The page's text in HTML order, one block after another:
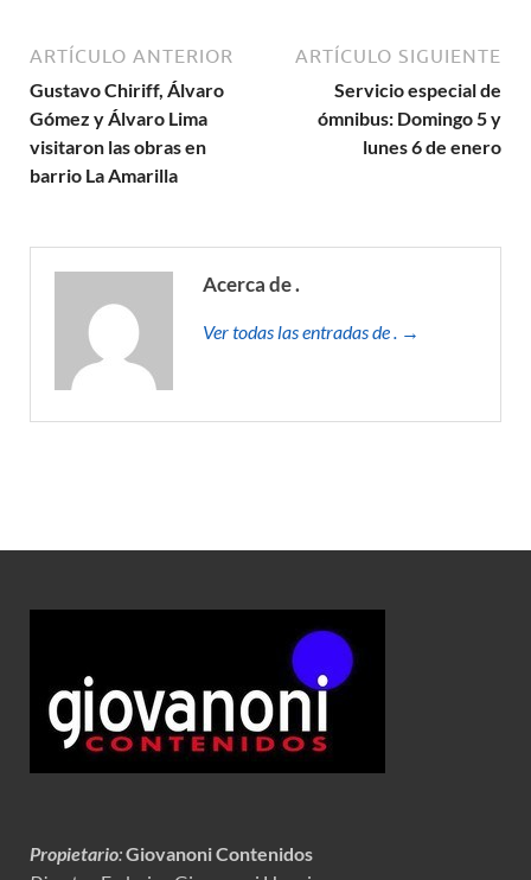
ARTÍCULO ANTERIOR
Gustavo Chiriff, Álvaro
Gómez y Álvaro Lima
visitaron las obras en
barrio La Amarilla
ARTÍCULO SIGUIENTE
Servicio especial de
ómnibus: Domingo 5 y
lunes 6 de enero
Acerca de .
Ver todas las entradas de . →
Propietario:Giovanoni Contenidos